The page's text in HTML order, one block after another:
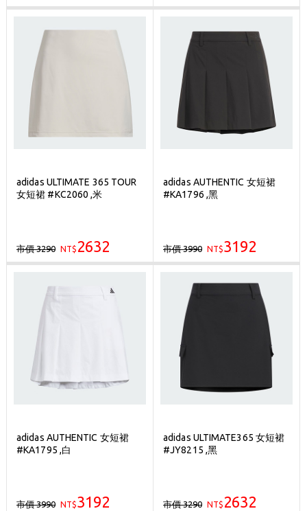
adidas ULTIMATE 365 TOUR
女短裙 #KC2060 ,米
市價 3290 NT$ 2632
adidas AUTHENTIC 女短裙
#KA1796 ,黑
市價 3990 NT$3192
adidas AUTHENTIC 女短裙
#KA1795 ,白
市價 3990 NT$3192
adidas ULTIMATE365 女短裙
#JY8215 ,黑
市價 3290 NT$ 2632